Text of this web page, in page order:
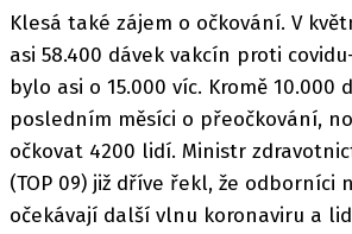
Klesá také zájem o očkování. V
asi 58.400 dávek vakcín proti
bylo asi o 15.000 víc. Kromě 10.000
posledním měsíci o přeočkování,
očkovat 4200 lidí. Ministr
(TOP 09) již dříve řekl, že odborníci
očekávají další vlnu koronaviru a